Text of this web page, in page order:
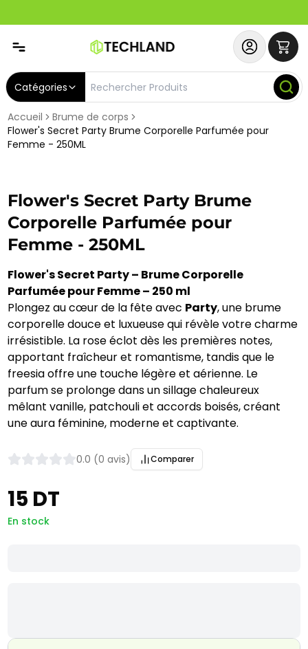
Catégories
Accueil
Brume de corps
Flower's Secret Party Brume Corporelle Parfumée pour
Femme - 250ML
Flower's Secret Party Brume
Corporelle Parfumée pour
Femme - 250ML
Flower's Secret Party – Brume Corporelle
Parfumée pour Femme – 250 ml
Plongez au cœur de la fête avec Party, une brume
corporelle douce et luxueuse qui révèle votre charme
irrésistible. La rose éclot dès les premières notes,
apportant fraîcheur et romantisme, tandis que le
freesia offre une touche légère et aérienne. Le
parfum se prolonge dans un sillage chaleureux
mêlant vanille, patchouli et accords boisés, créant
une aura féminine, moderne et captivante.
0.0 (0 avis) Comparer
15 DT
En stock